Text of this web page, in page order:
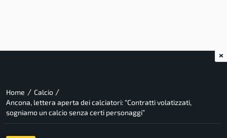
Home / Calcio /
Ancona, lettera aperta dei calciatori: “Contratti volatizzati,
sogniamo un calcio senza certi personaggi”
×